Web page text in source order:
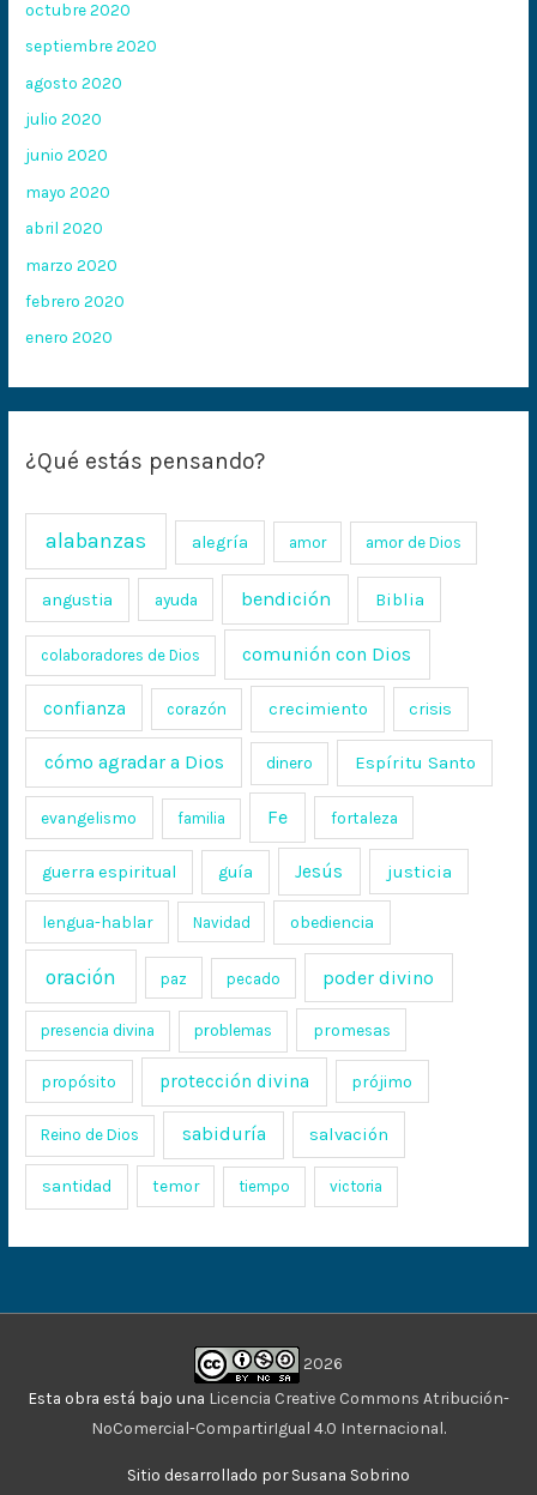
octubre 2020
septiembre 2020
agosto 2020
julio 2020
junio 2020
mayo 2020
abril 2020
marzo 2020
febrero 2020
enero 2020
¿Qué estás pensando?
alabanzas alegría amor amor de Dios
angustia ayuda bendición Biblia
colaboradores de Dios comunión con Dios
confianza corazón crecimiento crisis
cómo agradar a Dios dinero Espíritu Santo
evangelismo familia Fe fortaleza
guerra espiritual guía Jesús justicia
lengua-hablar Navidad obediencia
oración paz pecado poder divino
presencia divina problemas promesas
propósito protección divina prójimo
Reino de Dios sabiduría salvación
santidad temor tiempo victoria
2026
Esta obra está bajo una Licencia Creative Commons Atribución-
NoComercial-CompartirIgual 4.0 Internacional.
Sitio desarrollado por Susana Sobrino